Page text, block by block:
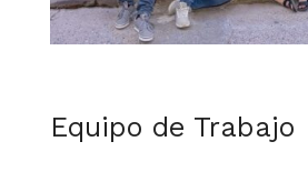
Equipo de Trabajo